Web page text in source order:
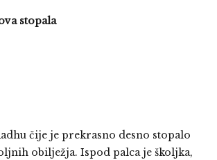
stopala
čije je prekrasno desno stopalo
obilježja. Ispod palca je školjka,